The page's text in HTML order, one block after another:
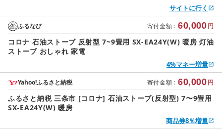
サイトに行く
寄付金額 : 60,000円
ふるなび
コロナ 石油ストーブ 反射型 7~9畳用 SX-EA24Y(W) 暖房 灯油
ストーブ おしゃれ 家電
4%マネー増量
寄付金額 : 60,000円
Yahoo!ふるさと納税
ふるさと納税 三条市 [コロナ] 石油ストーブ(反射型) 7〜9畳用
SX-EA24Y(W) 暖房
商品券8％増量